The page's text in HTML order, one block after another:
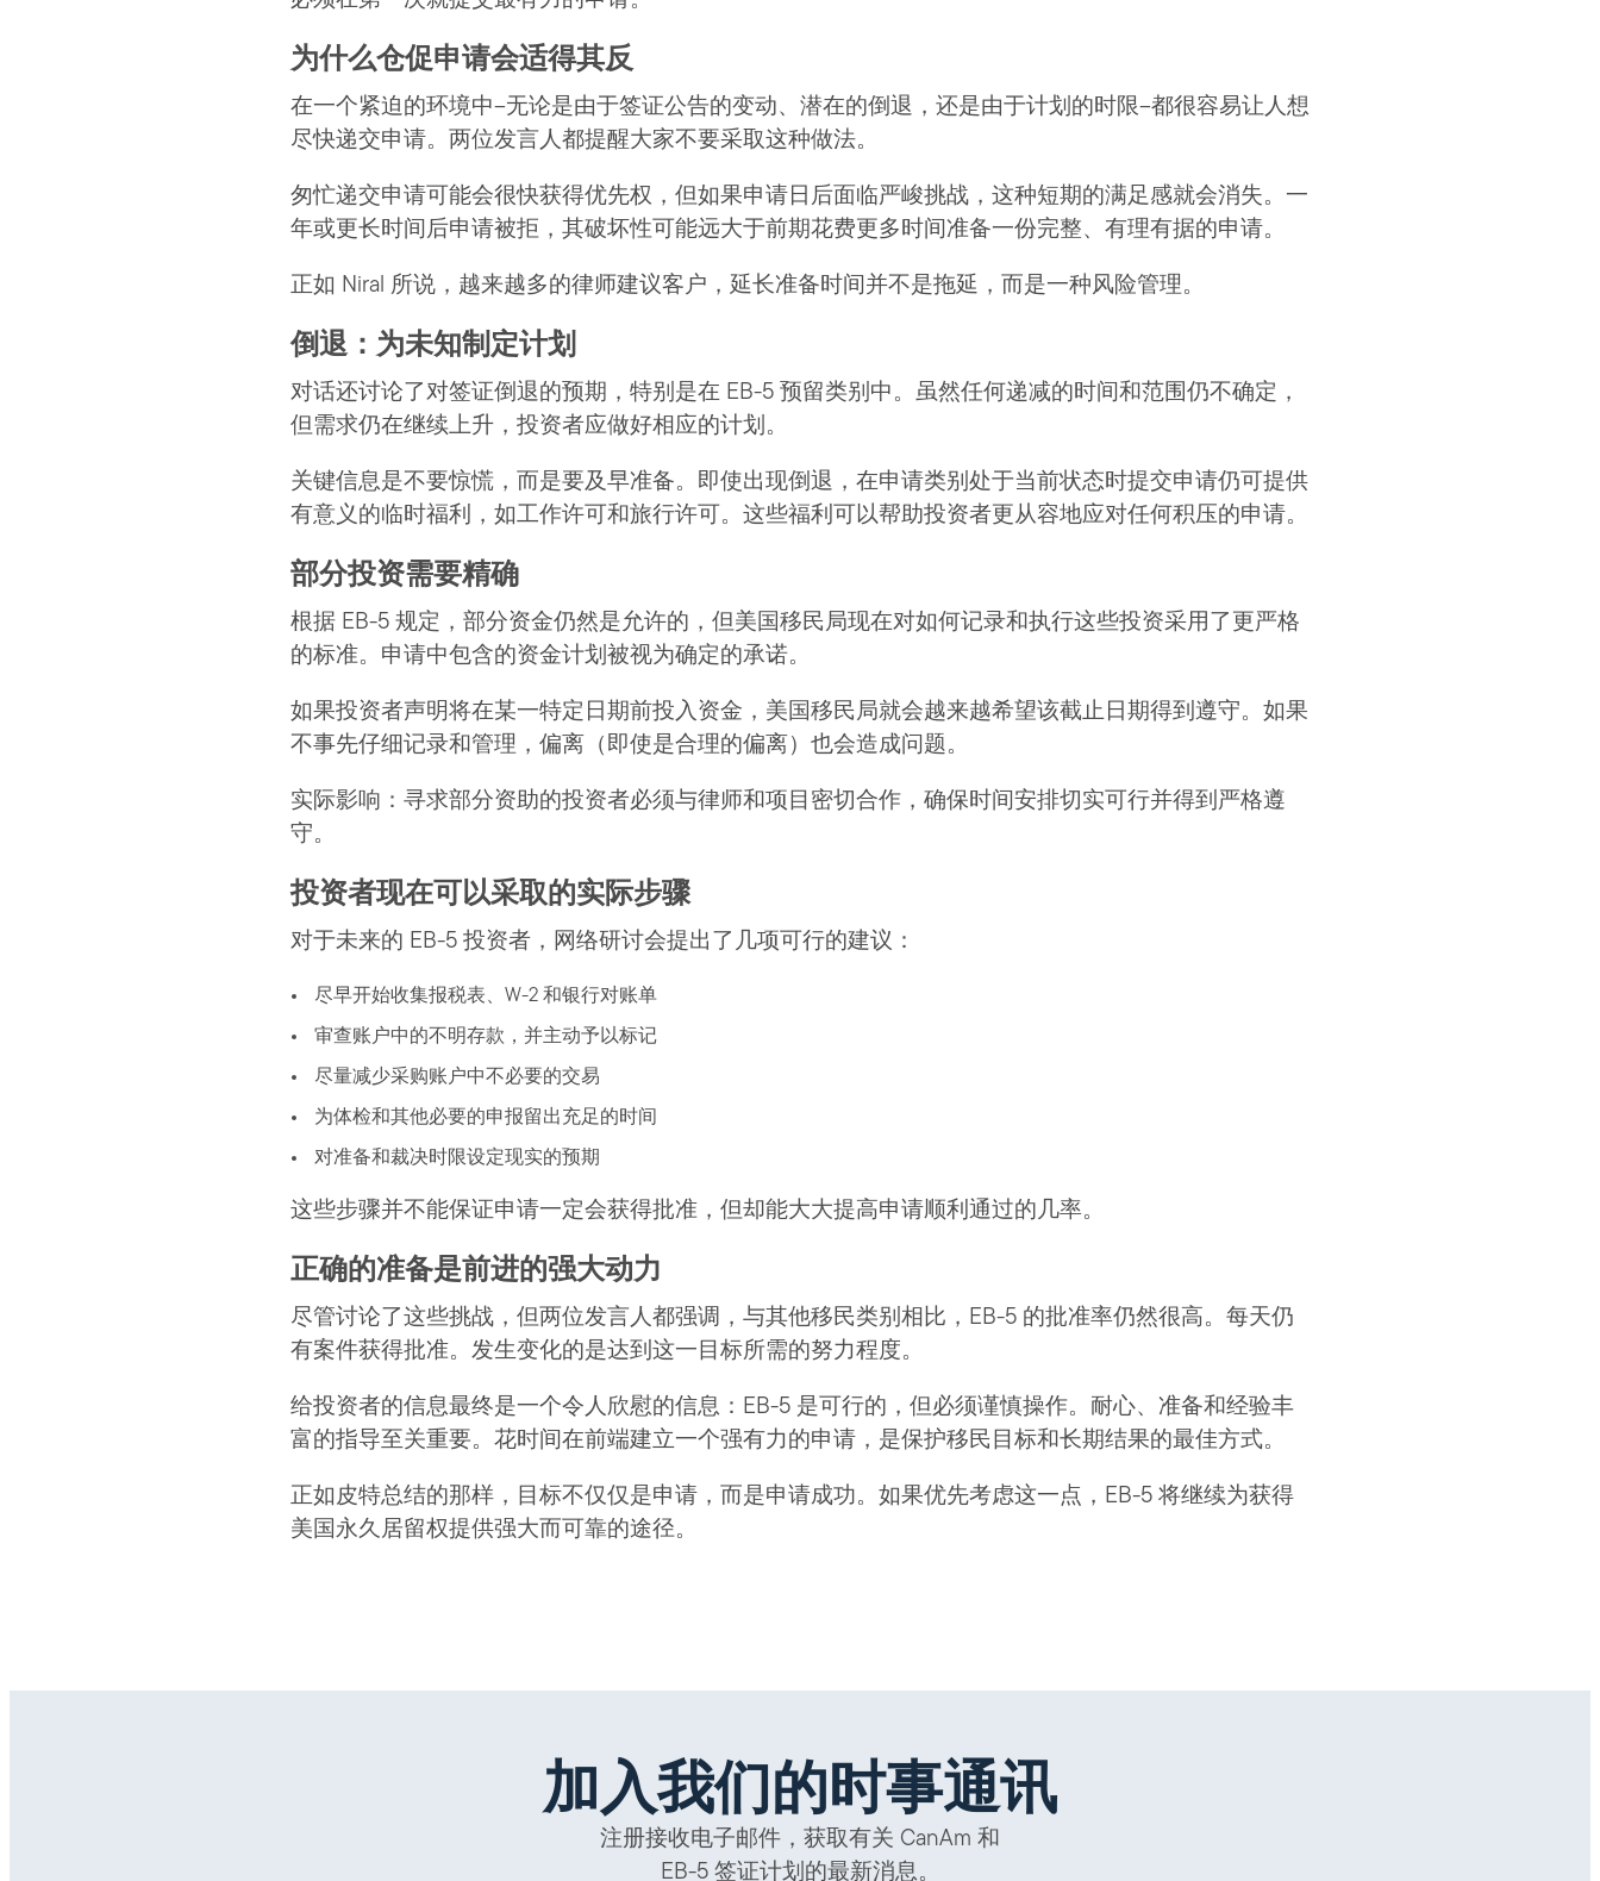
为什么仓促申请会适得其反
在一个紧迫的环境中–无论是由于签证公告的变动、潜在的倒退，还是由于计划的时限–都很容易让人想
尽快递交申请。两位发言人都提醒大家不要采取这种做法。
匆忙递交申请可能会很快获得优先权，但如果申请日后面临严峻挑战，这种短期的满足感就会消失。一
年或更长时间后申请被拒，其破坏性可能远大于前期花费更多时间准备一份完整、有理有据的申请。
正如 Niral 所说，越来越多的律师建议客户，延长准备时间并不是拖延，而是一种风险管理。
倒退：为未知制定计划
对话还讨论了对签证倒退的预期，特别是在 EB-5 预留类别中。虽然任何递减的时间和范围仍不确定，
但需求仍在继续上升，投资者应做好相应的计划。
关键信息是不要惊慌，而是要及早准备。即使出现倒退，在申请类别处于当前状态时提交申请仍可提供
有意义的临时福利，如工作许可和旅行许可。这些福利可以帮助投资者更从容地应对任何积压的申请。
部分投资需要精确
根据 EB-5 规定，部分资金仍然是允许的，但美国移民局现在对如何记录和执行这些投资采用了更严格
的标准。申请中包含的资金计划被视为确定的承诺。
如果投资者声明将在某一特定日期前投入资金，美国移民局就会越来越希望该截止日期得到遵守。如果
不事先仔细记录和管理，偏离（即使是合理的偏离）也会造成问题。
实际影响：寻求部分资助的投资者必须与律师和项目密切合作，确保时间安排切实可行并得到严格遵
守。
投资者现在可以采取的实际步骤
对于未来的 EB-5 投资者，网络研讨会提出了几项可行的建议：
尽早开始收集报税表、W-2 和银行对账单
审查账户中的不明存款，并主动予以标记
尽量减少采购账户中不必要的交易
为体检和其他必要的申报留出充足的时间
对准备和裁决时限设定现实的预期
这些步骤并不能保证申请一定会获得批准，但却能大大提高申请顺利通过的几率。
正确的准备是前进的强大动力
尽管讨论了这些挑战，但两位发言人都强调，与其他移民类别相比，EB-5 的批准率仍然很高。每天仍
有案件获得批准。发生变化的是达到这一目标所需的努力程度。
给投资者的信息最终是一个令人欣慰的信息：EB-5 是可行的，但必须谨慎操作。耐心、准备和经验丰
富的指导至关重要。花时间在前端建立一个强有力的申请，是保护移民目标和长期结果的最佳方式。
正如皮特总结的那样，目标不仅仅是申请，而是申请成功。如果优先考虑这一点，EB-5 将继续为获得
美国永久居留权提供强大而可靠的途径。
加入我们的时事通讯
注册接收电子邮件，获取有关 CanAm 和
EB-5 签证计划的最新消息。